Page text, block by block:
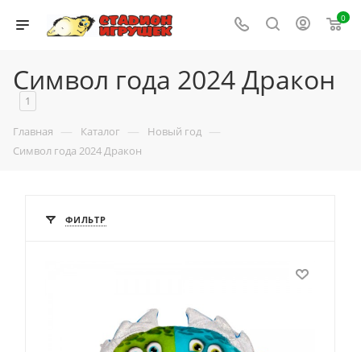
0
Символ года 2024 Дракон
1
Главная — Каталог — Новый год —
Символ года 2024 Дракон
ФИЛЬТР